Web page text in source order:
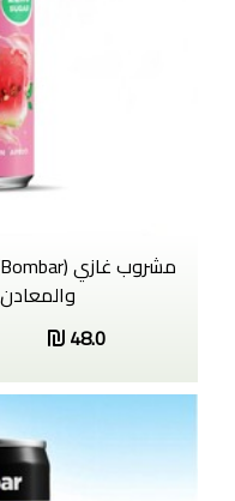
والمعادن
48.0